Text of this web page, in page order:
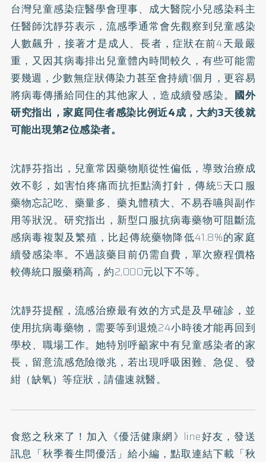
台灣兒童感染症醫學會理事、成大醫院小兒感染科主
任醫師沈靜芬表示，流感季通常會先觀察到兒童感染
人數飆升，接著才是成人、長者，症狀在前4天最嚴
重，又因其病毒排出兒童體內時間較久，有些可能需
要幾週，少數無症狀傳染力甚至會持續1個月，更容易
將病毒傳播給同住的其他家人，造成續發感染。 國外
研究指出，家庭同住者感染比例近4成，大約3天後就
可能出現第2位感染者。
沈靜芬指出，兒童常因藥物順從性偏低，導致治療成
效不彰，如害怕疼痛而抗拒點滴打針，傳統5天口服
藥物忘記吃、藥量多、藥丸體積大、不易吞嚥與副作
用等狀況。研究指出，新型口服抗病毒藥物可阻斷流
感病毒複製及繁殖，比起傳統藥物降低41.8%的家庭
續發感染率。不過該藥目前仍需自費，單次療程價格
較傳統口服藥稍高，約2,000元以下不等。
沈靜芬提醒，流感治療最有效的方式是及早確診，並
使用抗病毒藥物，需要等到退燒24小時後才能再回到
學校、職場工作。她特別呼籲家中有兒童感染者的家
長，留意流感危險徵兆，若出現呼吸困難、急促、發
紺（缺氧）等症狀，請儘速就醫。
食慾之秋來了！加入 《優活健康網》line好友 ，發送
訊息「秋季養生問優活」給小編，點取連結下載「秋